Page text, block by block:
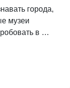
города,
музеи
в …